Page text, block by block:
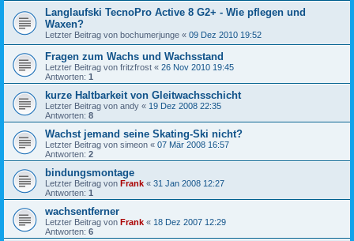
Langlaufski TecnoPro Active 8 G2+ - Wie pflegen und
Waxen?
Letzter Beitrag von bochumerjunge « 09 Dez 2010 19:52
Fragen zum Wachs und Wachsstand
Letzter Beitrag von fritzfrost « 26 Nov 2010 19:45
Antworten: 1
kurze Haltbarkeit von Gleitwachsschicht
Letzter Beitrag von andy « 19 Dez 2008 22:35
Antworten: 8
Wachst jemand seine Skating-Ski nicht?
Letzter Beitrag von simeon « 07 Mär 2008 16:57
Antworten: 2
bindungsmontage
Letzter Beitrag von Frank « 31 Jan 2008 12:27
Antworten: 1
wachsentferner
Letzter Beitrag von Frank « 18 Dez 2007 12:29
Antworten: 6